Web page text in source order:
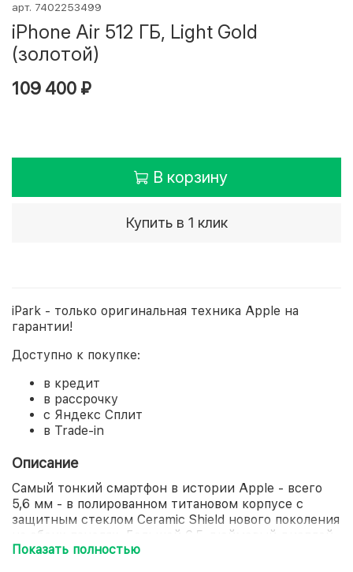
арт. 7402253499
iPhone Air 512 ГБ, Light Gold
(золотой)
109 400 ₽
В корзину
Купить в 1 клик
iPark - только оригинальная техника Apple на
гарантии!
Доступно к покупке:
в кредит
в рассрочку
с Яндекс Сплит
в Trade-in
Описание
Самый тонкий смартфон в истории Apple - всего
5,6 мм - в полированном титановом корпусе с
защитным стеклом Ceramic Shield нового поколения
на обеих панелях. Большой 6,5-дюймовый дисплей
Super Retina XDR с технологией ProMotion (частота
Показать полностью